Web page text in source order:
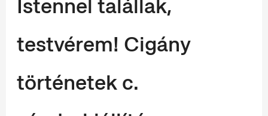
Istennel talállak,
testvérem! Cigány
történetek c.